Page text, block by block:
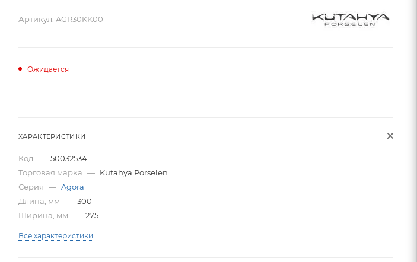
Артикул: AGR30KK00
Ожидается
ХАРАКТЕРИСТИКИ
Код — 50032534
Торговая марка — Kutahya Porselen
Серия — Agora
Длина, мм — 300
Ширина, мм — 275
Все характеристики